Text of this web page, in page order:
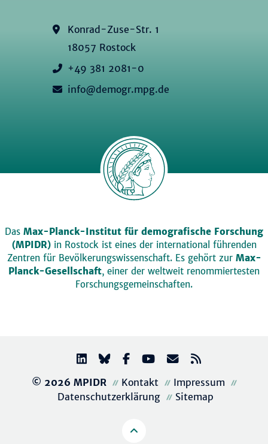
Konrad-Zuse-Str. 1
18057 Rostock
+49 381 2081-0
info@demogr.mpg.de
Das Max-Planck-Institut für demografische Forschung
(MPIDR)in Rostock ist eines der international führenden
Zentren für Bevölkerungswissenschaft. Es gehört zur Max-
Planck-Gesellschaft, einer der weltweit renommiertesten
Forschungsgemeinschaften.
© 2026 MPIDR Kontakt
Impressum
Datenschutzerklärung
Sitemap